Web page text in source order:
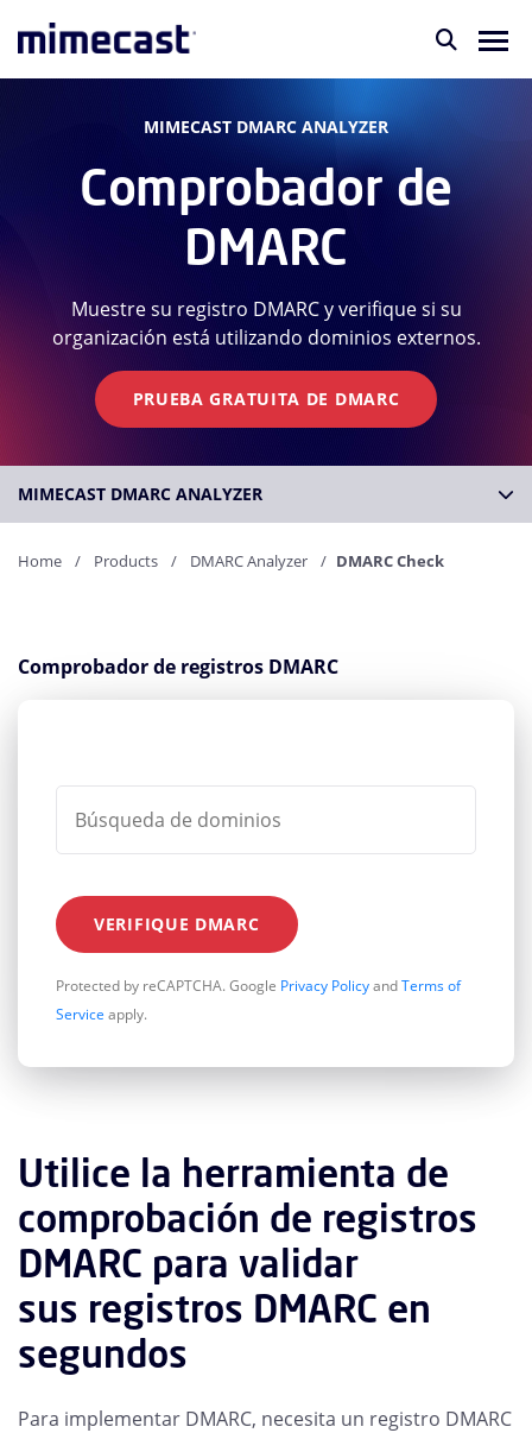
MIMECAST DMARC ANALYZER
Comprobador de
DMARC
Muestre su registro DMARC y verifique si su
organización está utilizando dominios externos.
PRUEBA GRATUITA DE DMARC
MIMECAST DMARC ANALYZER
Home Products DMARC Analyzer DMARC Check
Comprobador de registros DMARC
VERIFIQUE DMARC
Protected by reCAPTCHA. Google Privacy PolicyandTerms of
Service apply.
Utilice la herramienta de
comprobación de registros
DMARC para validar
sus registros DMARC en
segundos
Para implementar DMARC, necesita un registro DMARC